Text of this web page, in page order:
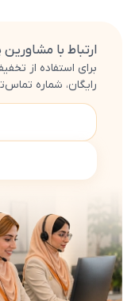
ارتباط با
برای استفاده از
رایگان، شماره